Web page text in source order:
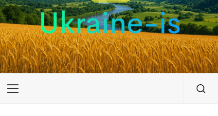
UKRAINE-IS
ПОДОРОЖI ПО УКРАЇНІ
Primary